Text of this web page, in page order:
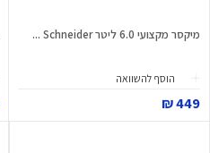
מיקסר מקצועי 6.0 ליטר Schneider ...
הוסף להשוואה
449 ₪